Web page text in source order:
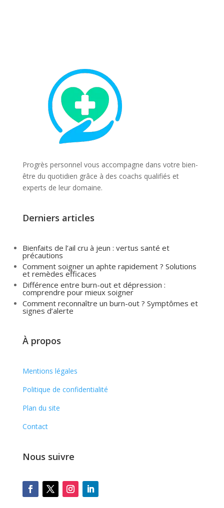
Progrès personnel vous accompagne dans votre bien-
être du quotidien grâce à des coachs qualifiés et
experts de leur domaine.
Derniers articles
Bienfaits de l’ail cru à jeun : vertus santé et
précautions
Comment soigner un aphte rapidement ? Solutions
et remèdes efficaces
Différence entre burn-out et dépression :
comprendre pour mieux soigner
Comment reconnaître un burn-out ? Symptômes et
signes d’alerte
À propos
Mentions légales
Politique de confidentialité
Plan du site
Contact
Nous suivre